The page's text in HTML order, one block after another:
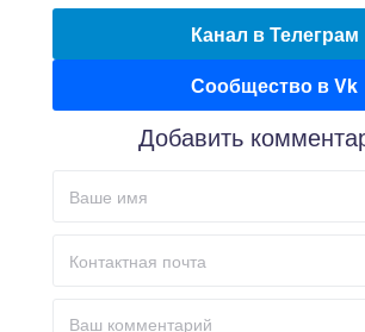
Канал в Телеграм
Сообщество в Vk
Добавить